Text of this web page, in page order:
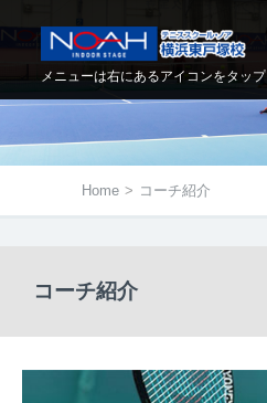
メニューは右にあるアイコンをタップ
Home > コーチ紹介
コーチ紹介